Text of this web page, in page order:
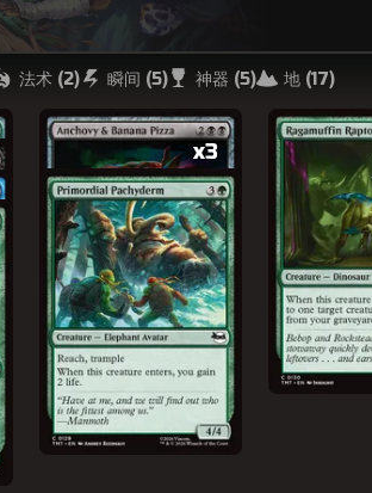
法术 (2) 瞬间 (5) 神器 (5) 地 (17)
x3